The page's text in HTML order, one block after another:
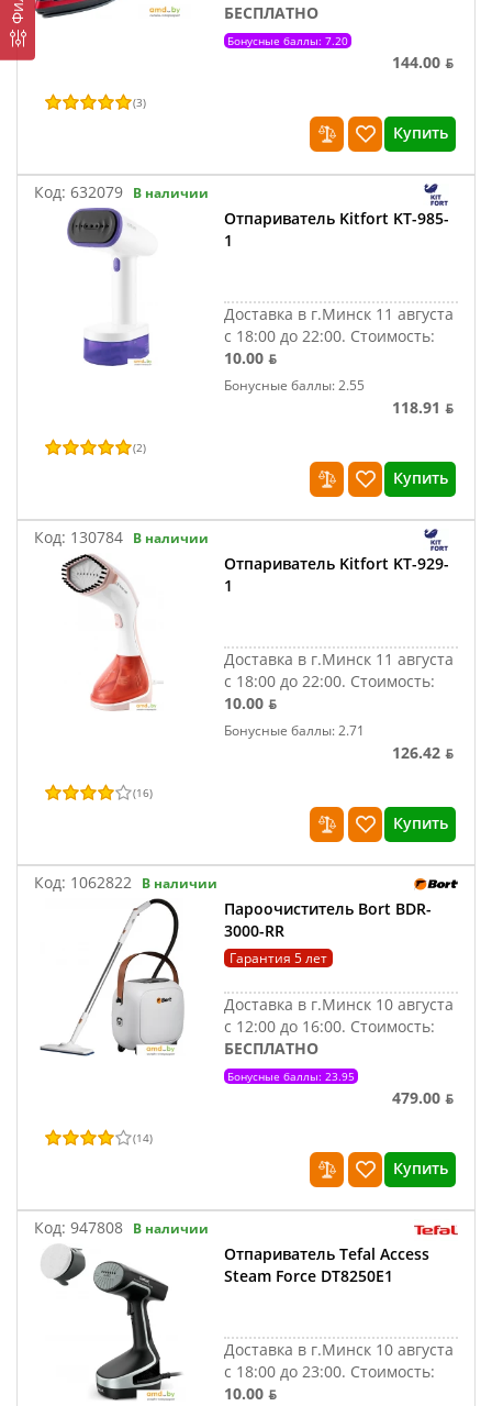
БЕСПЛАТНО
Бонусные баллы: 7.20
144.00 ƃ
(3)
Купить
Код: 632079 В наличии
Отпариватель Kitfort KT-985-
1
Доставка в г.Минск 11 августа
с 18:00 до 22:00. Стоимость:
10.00 ƃ
Бонусные баллы: 2.55
118.91 ƃ
(2)
Купить
Код: 130784 В наличии
Отпариватель Kitfort KT-929-
1
Доставка в г.Минск 11 августа
с 18:00 до 22:00. Стоимость:
10.00 ƃ
Бонусные баллы: 2.71
126.42 ƃ
(16)
Купить
Код: 1062822 В наличии
Пароочиститель Bort BDR-
3000-RR
Гарантия 5 лет
Доставка в г.Минск 10 августа
с 12:00 до 16:00. Стоимость:
БЕСПЛАТНО
Бонусные баллы: 23.95
479.00 ƃ
(14)
Купить
Код: 947808 В наличии
Отпариватель Tefal Access
Steam Force DT8250E1
Доставка в г.Минск 10 августа
с 18:00 до 23:00. Стоимость:
10.00 ƃ